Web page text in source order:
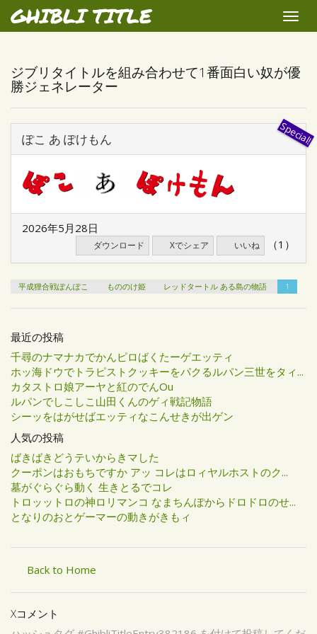
GHIBLI TITLE
Toggle
ジブリタイトルを組み合わせて1番面白い奴が優
勝ジェネレーター
ぽこ あ ぽけもん
2026年5月28日
ダウンロード Xでシェア いいね （1）
平成狸合戦ぽんぽこ もののけ姫 レッドタートル ある島の物語 1
最近の投稿
千尋のナマナカでかんピロばくたーゲエッティ
ホッ海ドウでトラピストクッキーをパクるルパン三世をタィ...
カタストロ娘アーヤと紅のでんOu
ルパンでしこしこ山田くんのゲィ戦記物語
シーッをはがせばエッティなこんせきが出ゲン
人気の投稿
ばきばきどうテいからきマした
クーポンはおもちですか アッ コレはロィヤルホストのク...
墓がぐらぐら動く 生きとるでコレ
トロッットロの神ロリマンコ なまちんぽからドロドロのせ...
となりのおとゲーマーの動きがきもィ
Back to Home
Xコメント